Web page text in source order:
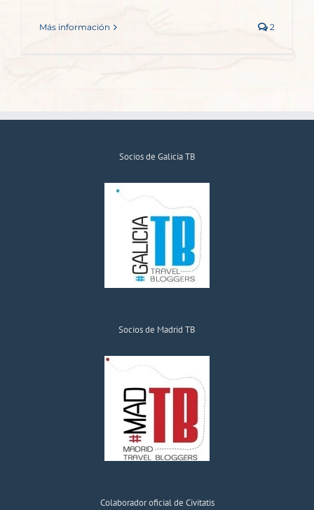
Más información 2
Socios de Galicia TB
Socios de Madrid TB
Colaborador oficial de Civitatis